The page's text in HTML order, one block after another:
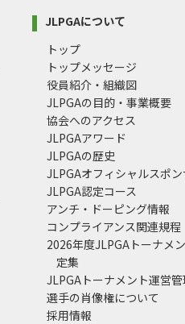
JLPGAについて
トップ
トップメッセージ
役員紹介・組織図
JLPGAの目的・事業概要
協会へのアクセス
JLPGAアワード
JLPGAの歴史
JLPGAオフィシャルスポ
JLPGA認定コース
アンチ・ドーピング情報
コンプライアンス関連規程
2026年度JLPGAトーナメ
定集
JLPGAトーナメント運営
選手の肖像権について
採用情報